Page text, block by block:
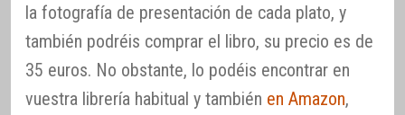
la fotografía de presentación de cada plato, y
también podréis comprar el libro, su precio es de
35 euros. No obstante, lo podéis encontrar en
vuestra librería habitual y también en Amazon,